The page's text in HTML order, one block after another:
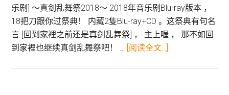
–
信
乐
烧
乐剧] 〜真剑乱舞祭2018〜 2018年音乐剧Blu-ray版本 ，
18把刀跟你过祭典！ 内藏2隻Blu-ray+CD 。这祭典有句名
言 [回到家裡之前还是真剑乱舞祭] ， 主上喔 ， 那不如回
到家裡也继续真剑乱舞祭吧！ … [阅读全文...]